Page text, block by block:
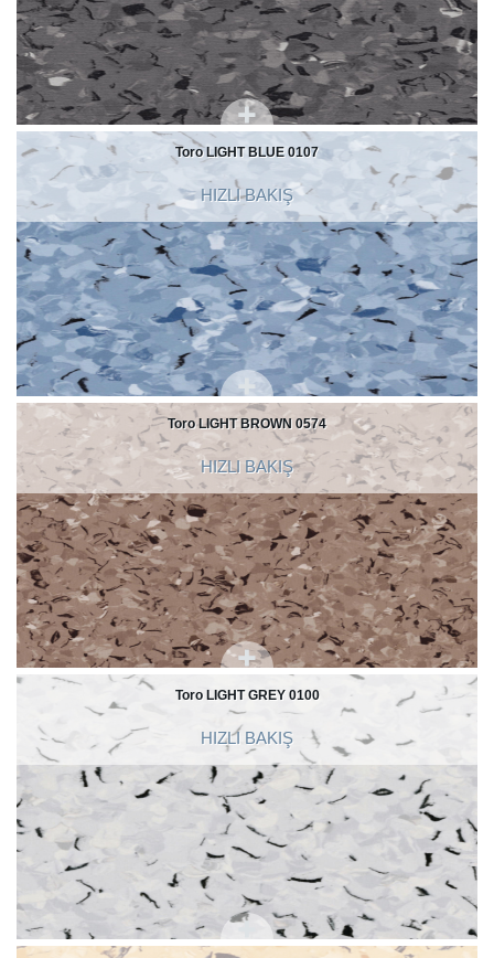
Toro LIGHT BLUE 0107
HIZLI BAKIŞ
Toro LIGHT BROWN 0574
HIZLI BAKIŞ
Toro LIGHT GREY 0100
HIZLI BAKIŞ